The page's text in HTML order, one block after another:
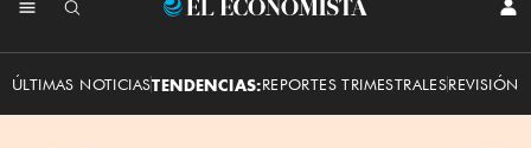
El
ÚLTIMAS NOTICIASTENDENCIAS:REPORTES TRIMESTRALESREVISIÓN